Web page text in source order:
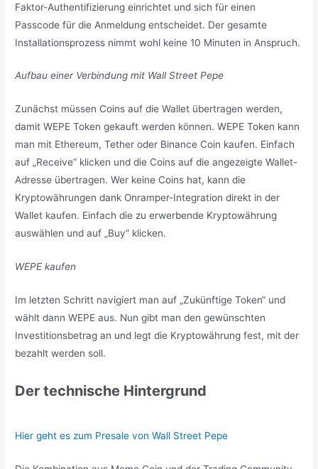
Faktor-Authentifizierung einrichtet und sich für einen
Passcode für die Anmeldung entscheidet. Der gesamte
Installationsprozess nimmt wohl keine 10 Minuten in Anspruch.
Aufbau einer Verbindung mit Wall Street Pepe
Zunächst müssen Coins auf die Wallet übertragen werden,
damit WEPE Token gekauft werden können. WEPE Token kann
man mit Ethereum, Tether oder Binance Coin kaufen. Einfach
auf „Receive“ klicken und die Coins auf die angezeigte Wallet-
Adresse übertragen. Wer keine Coins hat, kann die
Kryptowährungen dank Onramper-Integration direkt in der
Wallet kaufen. Einfach die zu erwerbende Kryptowährung
auswählen und auf „Buy“ klicken.
WEPE kaufen
Im letzten Schritt navigiert man auf „Zukünftige Token“ und
wählt dann WEPE aus. Nun gibt man den gewünschten
Investitionsbetrag an und legt die Kryptowährung fest, mit der
bezahlt werden soll.
Der technische Hintergrund
Hier geht es zum Presale von Wall Street Pepe